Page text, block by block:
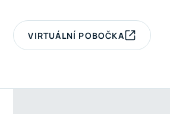
VIRTUÁLNÍ POBOČKA